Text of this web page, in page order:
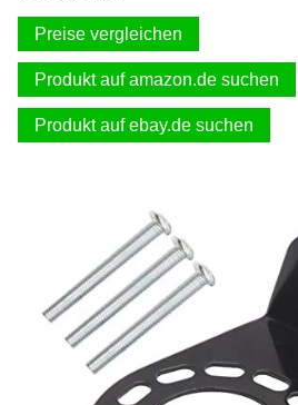
Impressum
Preise vergleichen
Produkt auf amazon.de suchen
Produkt auf ebay.de suchen